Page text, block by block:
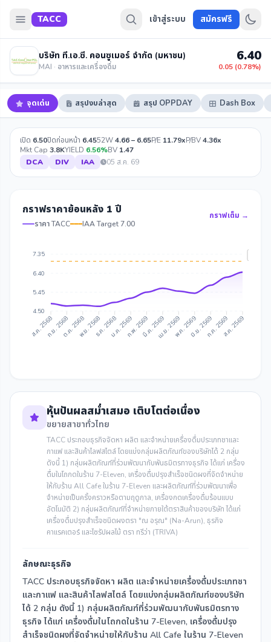
TACC เข้าสู่ระบบ สมัครฟรี
บริษัท ที.เอ.ซี. คอนซูเมอร์ จำกัด (มหาชน)
MAI · อาหารและเครื่องดื่ม
6.40
0.05 (0.78%)
จุดเด่น สรุปงบล่าสุด สรุป OPPDAY Dash Box
เปิด 6.50ปิดก่อนหน้า 6.4552W4.66 – 6.65P/E 11.79xP/BV4.36x
Mkt Cap 3.8KYIELD 6.56%BV 1.47
DCA
DIV IAA 05 ส.ค. 69
กราฟราคาย้อนหลัง 1 ปี
ราคา TACC IAA Target 7.00
กราฟเต็ม →
7.35
6.40
5.45
4.50
ส.ค. 2568ก.ย. 2568ต.ค. 2568พ.ย. 2568ธ.ค. 2568ม.ค. 2569ก.พ. 2569มี.ค. 2569เม.ย. 2569พ.ค. 2569มิ.ย. 2569ก.ค. 2569ส.ค. 2569
หุ้นปันผลสม่ำเสมอ เติบโตต่อเนื่อง
ขยายสาขาทั่วไทย
TACC ประกอบธุรกิจจัดหา ผลิต และจำหน่ายเครื่องดื่มประเภทชาและ
กาแฟ และสินค้าไลฟสไตล์ โดยแบ่งกลุ่มผลิตภัณฑ์ของบริษัทได้ 2 กลุ่ม
ดังนี้ 1) กลุ่มผลิตภัณฑ์ที่ร่วมพัฒนากับพันธมิตรทางธุรกิจ ได้แก่ เครื่อง
ดื่มในโถกดในร้าน 7-Eleven, เครื่องดื่มปรุงสำเร็จชนิดผงที่จัดจำหน่าย
ให้กับร้าน All Cafe ในร้าน 7-Eleven และผลิตภัณฑ์ที่ร่วมพัฒนาเพื่อ
จำหน่ายเป็นครั้งคราวหรือตามฤดูกาล, เครื่องกดเครื่องดื่มร้อนแบบ
อัตโนมัติ 2) กลุ่มผลิตภัณฑ์ที่จำหน่ายภายใต้ตราสินค้าของบริษัท ได้แก่
เครื่องดื่มปรุงสำเร็จชนิดผงตรา "ณ อรุณ" (Na-Arun), ธุรกิจ
คาแรคเตอร์ และไซรัปผลไม้ ตรา ทรีว่า (TRIVA)
ลักษณะธุรกิจ
TACC ประกอบธุรกิจจัดหา ผลิต และจำหน่ายเครื่องดื่มประเภทชา
และกาแฟ และสินค้าไลฟสไตล์ โดยแบ่งกลุ่มผลิตภัณฑ์ของบริษัท
ได้ 2 กลุ่ม ดังนี้ 1) กลุ่มผลิตภัณฑ์ที่ร่วมพัฒนากับพันธมิตรทาง
ธุรกิจ ได้แก่ เครื่องดื่มในโถกดในร้าน 7-Eleven, เครื่องดื่มปรุง
สำเร็จชนิดผงที่จัดจำหน่ายให้กับร้าน All Cafe ในร้าน 7-Eleven